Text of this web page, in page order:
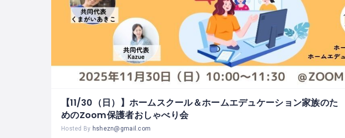
【11/30（日）】ホームスクール＆ホームエデュケーション家族のた
めのZoom保護者おしゃべり会
Hosted By hshezn@gmail.com